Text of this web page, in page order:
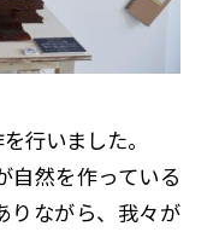
行いました。
自然を作っている
りながら、我々が